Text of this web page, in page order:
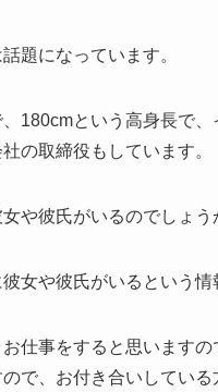
題になっています。
180cmという高身長で
の取締役もしています。
や彼氏がいるのでしょう
女や彼氏がいるという
仕事をすると思います
で、お付き合いしてい